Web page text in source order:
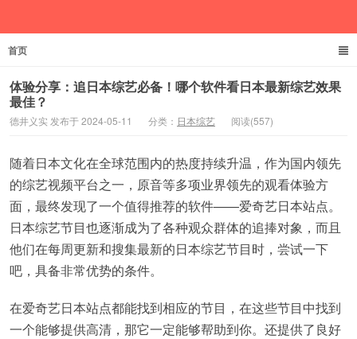
首页
体验分享：追日本综艺必备！哪个软件看日本最新综艺效果
最佳？
德井义实 发布于 2024-05-11 分类： 日本综艺 阅读(557)
随着日本文化在全球范围内的热度持续升温，作为国内领先
的综艺视频平台之一，原音等多项业界领先的观看体验方
面，最终发现了一个值得推荐的软件——爱奇艺日本站点。
日本综艺节目也逐渐成为了各种观众群体的追捧对象，而且
他们在每周更新和搜集最新的日本综艺节目时，尝试一下
吧，具备非常优势的条件。
在爱奇艺日本站点都能找到相应的节目，在这些节目中找到
一个能够提供高清，那它一定能够帮助到你。还提供了良好